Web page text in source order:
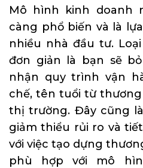
Mô hình kinh doanh
càng phổ biến và là
nhiều nhà đầu tư.
đơn giản là bạn sẽ
nhận quy trình vận
chế, tên tuổi từ
thị trường. Đây cũng
giảm thiểu rủi ro và
với việc tạo dựng
phù hợp với mô